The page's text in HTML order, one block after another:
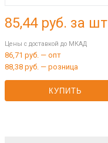
85,44руб. за
Цены с доставкой до МКАД
86,71 руб. — опт
88,38 руб. — розница
КУПИТЬ